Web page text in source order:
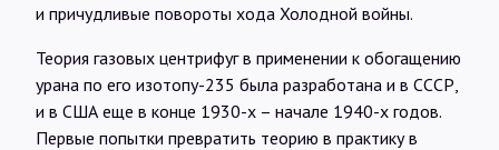
и причудливые повороты хода Холодной войны.
Теория газовых центрифуг в применении к обогащению
урана по его изотопу-235 была разработана и в СССР,
и в США еще в конце 1930-х – начале 1940-х годов.
Первые попытки превратить теорию в практику в